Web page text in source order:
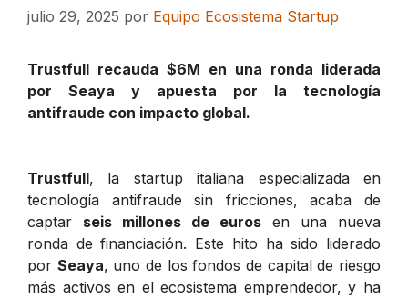
julio 29, 2025 por Equipo Ecosistema Startup
Trustfull recauda $6M en una ronda liderada
por Seaya y apuesta por la tecnología
antifraude con impacto global.
Trustfull, la startup italiana especializada en
tecnología antifraude sin fricciones, acaba de
captar seis millones de euros en una nueva
ronda de financiación. Este hito ha sido liderado
por Seaya, uno de los fondos de capital de riesgo
más activos en el ecosistema emprendedor, y ha